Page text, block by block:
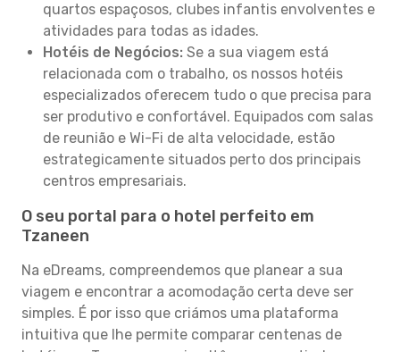
quartos espaçosos, clubes infantis envolventes e
atividades para todas as idades.
Hotéis de Negócios: Se a sua viagem está
relacionada com o trabalho, os nossos hotéis
especializados oferecem tudo o que precisa para
ser produtivo e confortável. Equipados com salas
de reunião e Wi-Fi de alta velocidade, estão
estrategicamente situados perto dos principais
centros empresariais.
O seu portal para o hotel perfeito em
Tzaneen
Na eDreams, compreendemos que planear a sua
viagem e encontrar a acomodação certa deve ser
simples. É por isso que criámos uma plataforma
intuitiva que lhe permite comparar centenas de